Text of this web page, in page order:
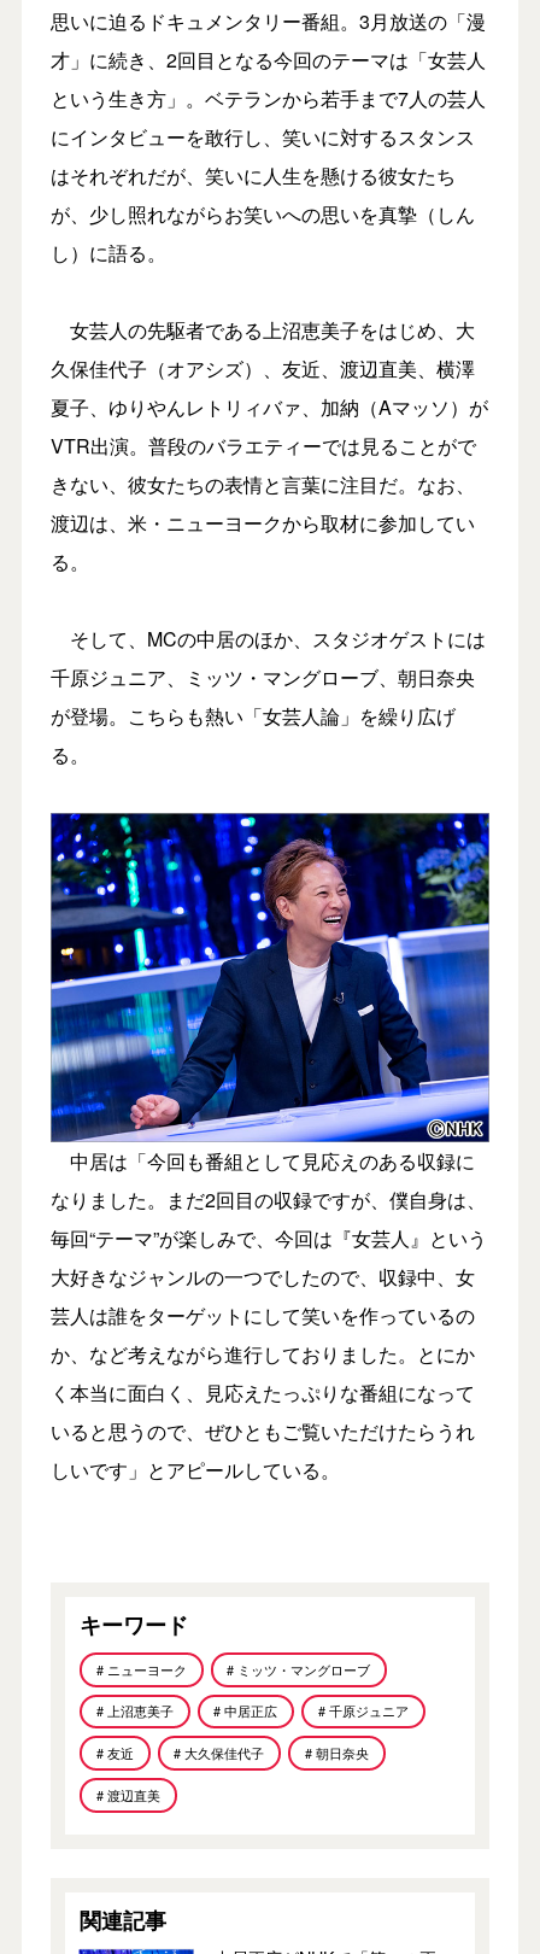
思いに迫るドキュメンタリー番組。3月放送の「漫
才」に続き、2回目となる今回のテーマは「女芸人
という生き方」。ベテランから若手まで7人の芸人
にインタビューを敢行し、笑いに対するスタンス
はそれぞれだが、笑いに人生を懸ける彼女たち
が、少し照れながらお笑いへの思いを真摯（しん
し）に語る。
女芸人の先駆者である上沼恵美子をはじめ、大
久保佳代子（オアシズ）、友近、渡辺直美、横澤
夏子、ゆりやんレトリィバァ、加納（Aマッソ）が
VTR出演。普段のバラエティーでは見ることがで
きない、彼女たちの表情と言葉に注目だ。なお、
渡辺は、米・ニューヨークから取材に参加してい
る。
そして、MCの中居のほか、スタジオゲストには
千原ジュニア、ミッツ・マングローブ、朝日奈央
が登場。こちらも熱い「女芸人論」を繰り広げ
る。
中居は「今回も番組として見応えのある収録に
なりました。まだ2回目の収録ですが、僕自身は、
毎回“テーマ”が楽しみで、今回は『女芸人』という
大好きなジャンルの一つでしたので、収録中、女
芸人は誰をターゲットにして笑いを作っているの
か、など考えながら進行しておりました。とにか
く本当に面白く、見応えたっぷりな番組になって
いると思うので、ぜひともご覧いただけたらうれ
しいです」とアピールしている。
キーワード
# ニューヨーク # ミッツ・マングローブ
# 上沼恵美子 # 中居正広 # 千原ジュニア
# 友近 # 大久保佳代子 # 朝日奈央
# 渡辺直美
関連記事